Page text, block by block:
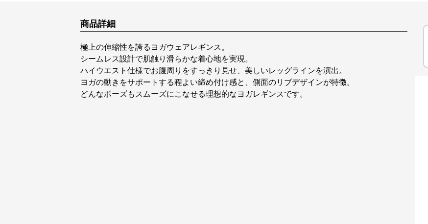
商品詳細
極上の伸縮性を誇るヨガウェアレギンス。
シームレス設計で肌触り滑らかな着心地を実現。
ハイウエスト仕様でお腹周りをすっきり見せ、美しいレッグラインを演出。
ヨガの動きをサポートする程よい締め付け感と、側面のリブデザインが特徴。
どんなポーズもスムーズにこなせる理想的なヨガレギンスです。